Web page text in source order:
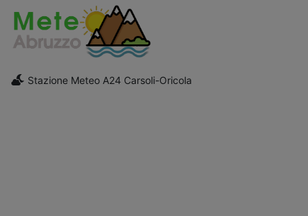
Stazione Meteo A24 Carsoli-Oricola